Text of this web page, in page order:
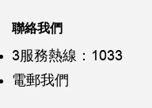
聯絡我們
3服務熱線：1033
電郵我們